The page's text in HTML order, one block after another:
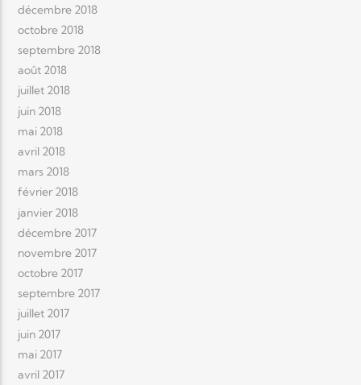
décembre 2018
octobre 2018
septembre 2018
août 2018
juillet 2018
juin 2018
mai 2018
avril 2018
mars 2018
février 2018
janvier 2018
décembre 2017
novembre 2017
octobre 2017
septembre 2017
juillet 2017
juin 2017
mai 2017
avril 2017